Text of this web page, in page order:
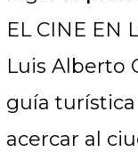
EL CINE EN
Luis Alberto
guía
acercar al